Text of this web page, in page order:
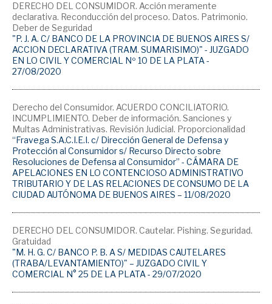
DERECHO DEL CONSUMIDOR. Acción meramente
declarativa. Reconducción del proceso. Datos. Patrimonio.
Deber de Seguridad
"P. J. A. C/ BANCO DE LA PROVINCIA DE BUENOS AIRES S/
ACCION DECLARATIVA (TRAM. SUMARISIMO)" - JUZGADO
EN LO CIVIL Y COMERCIAL Nº 10 DE LA PLATA -
27/08/2020
Derecho del Consumidor. ACUERDO CONCILIATORIO.
INCUMPLIMIENTO. Deber de información. Sanciones y
Multas Administrativas. Revisión Judicial. Proporcionalidad
“Fravega S.A.C.I.E.I. c/ Dirección General de Defensa y
Protección al Consumidor s/ Recurso Directo sobre
Resoluciones de Defensa al Consumidor” - CÁMARA DE
APELACIONES EN LO CONTENCIOSO ADMINISTRATIVO
TRIBUTARIO Y DE LAS RELACIONES DE CONSUMO DE LA
CIUDAD AUTÓNOMA DE BUENOS AIRES – 11/08/2020
DERECHO DEL CONSUMIDOR. Cautelar. Pishing. Seguridad.
Gratuidad
"M. H. G. C/ BANCO P. B. A S/ MEDIDAS CAUTELARES
(TRABA/LEVANTAMIENTO)" – JUZGADO CIVIL Y
COMERCIAL N° 25 DE LA PLATA - 29/07/2020